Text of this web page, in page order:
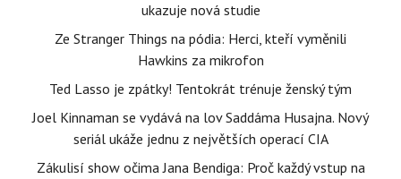
ukazuje nová studie
Ze Stranger Things na pódia: Herci, kteří vyměnili
Hawkins za mikrofon
Ted Lasso je zpátky! Tentokrát trénuje ženský tým
Joel Kinnaman se vydává na lov Saddáma Husajna. Nový
seriál ukáže jednu z největších operací CIA
Zákulisí show očima Jana Bendiga: Proč každý vstup na